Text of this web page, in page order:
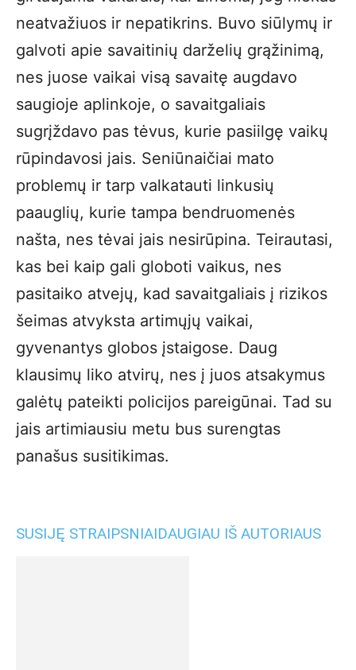
neatvažiuos ir nepatikrins. Buvo siūlymų ir
galvoti apie savaitinių darželių grąžinimą,
nes juose vaikai visą savaitę augdavo
saugioje aplinkoje, o savaitgaliais
sugrįždavo pas tėvus, kurie pasiilgę vaikų
rūpindavosi jais. Seniūnaičiai mato
problemų ir tarp valkatauti linkusių
paauglių, kurie tampa bendruomenės
našta, nes tėvai jais nesirūpina. Teirautasi,
kas bei kaip gali globoti vaikus, nes
pasitaiko atvejų, kad savaitgaliais į rizikos
šeimas atvyksta artimųjų vaikai,
gyvenantys globos įstaigose. Daug
klausimų liko atvirų, nes į juos atsakymus
galėtų pateikti policijos pareigūnai. Tad su
jais artimiausiu metu bus surengtas
panašus susitikimas.
SUSIJĘ STRAIPSNIAIDAUGIAU IŠ AUTORIAUS